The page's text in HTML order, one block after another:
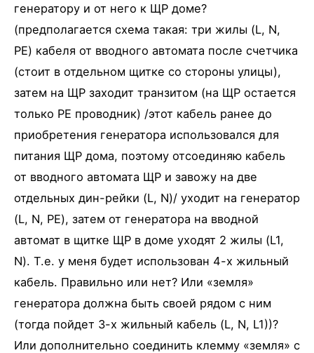
генератору и от него к ЩР доме?
(предполагается схема такая: три жилы (L, N,
PE) кабеля от вводного автомата после счетчика
(стоит в отдельном щитке со стороны улицы),
затем на ЩР заходит транзитом (на ЩР остается
только PE проводник) /этот кабель ранее до
приобретения генератора использовался для
питания ЩР дома, поэтому отсоединяю кабель
от вводного автомата ЩР и завожу на две
отдельных дин-рейки (L, N)/ уходит на генератор
(L, N, PE), затем от генератора на вводной
автомат в щитке ЩР в доме уходят 2 жилы (L1,
N). Т.е. у меня будет использован 4-х жильный
кабель. Правильно или нет? Или «земля»
генератора должна быть своей рядом с ним
(тогда пойдет 3-х жильный кабель (L, N, L1))?
Или дополнительно соединить клемму «земля» с